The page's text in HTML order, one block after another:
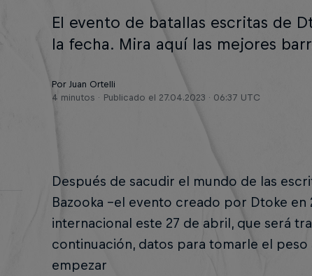
El evento de batallas escritas de
la fecha. Mira aquí las mejores
Por Juan Ortelli
4 minutos
Publicado el 27.04.2023 · 06:37 UTC
Después de sacudir el mundo de las
Bazooka –el evento creado por Dtoke
internacional este 27 de abril, que será
continuación, datos para tomarle el
empezar